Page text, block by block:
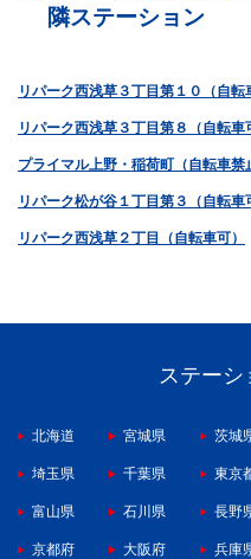
隣ステーション
リパーク西浅草３丁目第１０（自転
リパーク西浅草３丁目第８（自転車
プライマル上野・稲荷町（自転車禁
リパーク松が谷１丁目第３（自転車
リパーク西浅草２丁目（自転車可）
ステー
北海道 宮城県 茨城
埼玉県 千葉県 東京
富山県 石川県 長野
京都府 大阪府 兵庫